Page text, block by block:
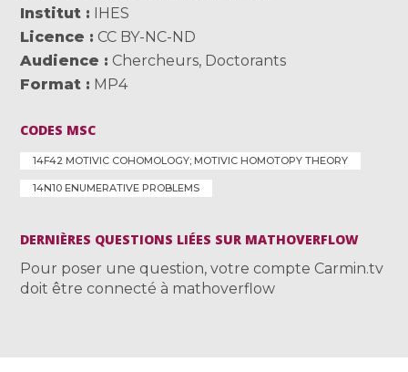
Institut
IHES
Licence
CC BY-NC-ND
Audience
Chercheurs, Doctorants
Format
MP4
CODES MSC
14F42 MOTIVIC COHOMOLOGY; MOTIVIC HOMOTOPY THEORY
14N10 ENUMERATIVE PROBLEMS
DERNIÈRES QUESTIONS LIÉES SUR MATHOVERFLOW
Pour poser une question, votre compte Carmin.tv
doit être connecté à mathoverflow